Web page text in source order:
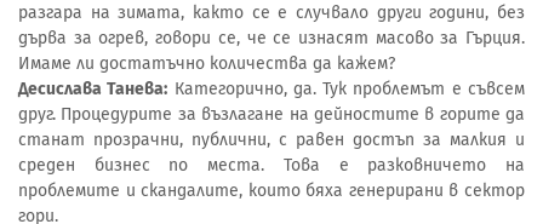
разгара на зимата, както се е случвало други години, без
дърва за огрев, говори се, че се изнасят масово за Гърция.
Имаме ли достатъчно количества да кажем?
Десислава Танева: Категорично, да. Тук проблемът е съвсем
друг. Процедурите за възлагане на дейностите в горите да
станат прозрачни, публични, с равен достъп за малкия и
среден бизнес по места. Това е разковничето на
проблемите и скандалите, които бяха генерирани в сектор
гори.